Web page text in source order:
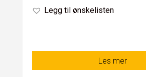
Legg til ønskelisten
Les mer